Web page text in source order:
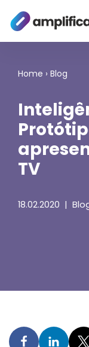
Pular
Home › Blog
TV
18.02.2020